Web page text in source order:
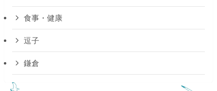
食事・健康
逗子
鎌倉